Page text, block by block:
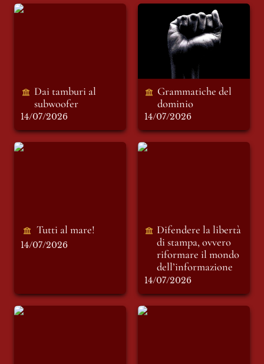
Dai tamburi al
Dai tamburi al
subwoofer
14/07/2026
Grammatiche del
dominio
Grammatiche del
dominio
14/07/2026
Tutti al mare!
Tutti al mare!
14/07/2026
Difendere la libertà
Difendere la libertà
di stampa, ovvero
riformare il mondo
dell’informazione
14/07/2026
Motori immobili
L'estate che cambia